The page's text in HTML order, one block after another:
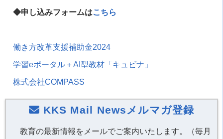
◆申し込みフォームはこちら
働き方改革支援補助金2024
学習eポータル＋AI型教材「キュビナ」
株式会社COMPASS
KKS Mail Newsメルマガ登録
教育の最新情報をメールでご案内いたします。（毎月